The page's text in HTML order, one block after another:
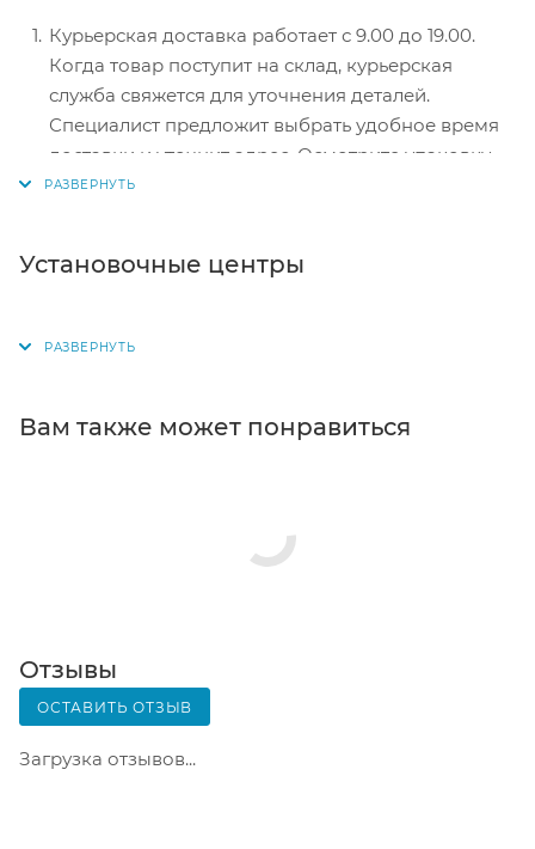
Электронные системы при онлайн-заказе:
PayPal, WebMoney и Яндекс.Деньги. Для
совершения покупки система перенаправит вас
на страницу платежного сервиса. Здесь
необходимо заполнить форму по инструкции.
Курьерская доставка работает с 9.00 до 19.00.
Когда товар поступит на склад, курьерская
служба свяжется для уточнения деталей.
Специалист предложит выбрать удобное время
доставки и уточнит адрес. Осмотрите упаковку
на целостность и соответствие указанной
для выбора появится в корзине. Когда заказ
получения заказа обратитесь к сотруднику в
телефон или e-mail придет уникальный код.
Почтовая доставка через почту России. Когда
заказ придет в отделение, на ваш адрес придет
Вскрывать коробку самостоятельно вы можете
только после оплаты заказа. Один заказ может
содержать не больше 10 позиций и его стоимость
не должна превышать 100 000 р.
Установочные центры
Вам также может понравиться
Отзывы
ОСТАВИТЬ ОТЗЫВ
Загрузка отзывов...